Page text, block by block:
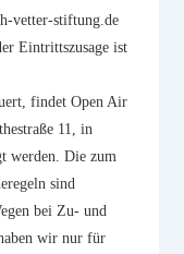
vetter-stiftung.de
Eintrittszusage ist
findet Open Air
11, in
werden. Die zum
sind
bei Zu- und
wir nur für